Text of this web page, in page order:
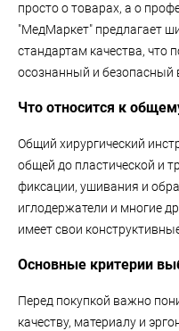
просто о товарах, а о
"МедМаркет" предлагает
стандартам качества, что
осознанный и безопасный
Что относится к
Общий хирургический
общей до пластической и
фиксации, ушивания и
иглодержатели и многие
имеет свои
Основные критерии
Перед покупкой важно
качеству, материалу и